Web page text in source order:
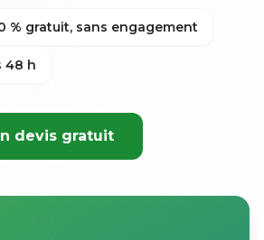
% gratuit, sans engagement
48 h
devis gratuit